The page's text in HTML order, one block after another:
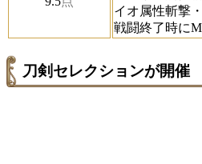
イオ属性斬撃
戦闘終了時に
刀剣セレクションが開催